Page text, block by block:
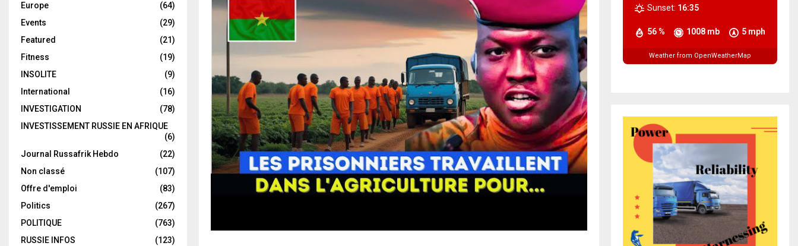
Europe
(64)
Events
(29)
Featured
(21)
Fitness
(19)
INSOLITE
(9)
International
(16)
INVESTIGATION
(78)
INVESTISSEMENT RUSSIE EN AFRIQUE
(6)
Journal Russafrik Hebdo
(22)
Non classé
(107)
Offre d'emploi
(83)
Politics
(267)
POLITIQUE
(763)
RUSSIE INFOS
(123)
56 % 1008 mb 5 mph
Sunset: 16:35
Weather from OpenWeatherMap